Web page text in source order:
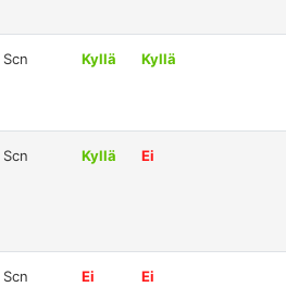
Scn Kyllä Kyllä
Scn Kyllä Ei
Scn Ei Ei